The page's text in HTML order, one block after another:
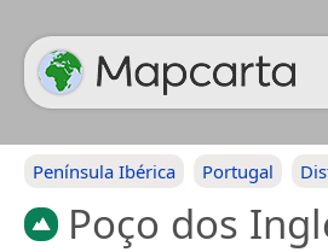
Península Ibérica Portugal
Poço dos